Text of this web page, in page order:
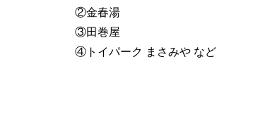
②金春湯
③田巻屋
④トイパーク まさみや など